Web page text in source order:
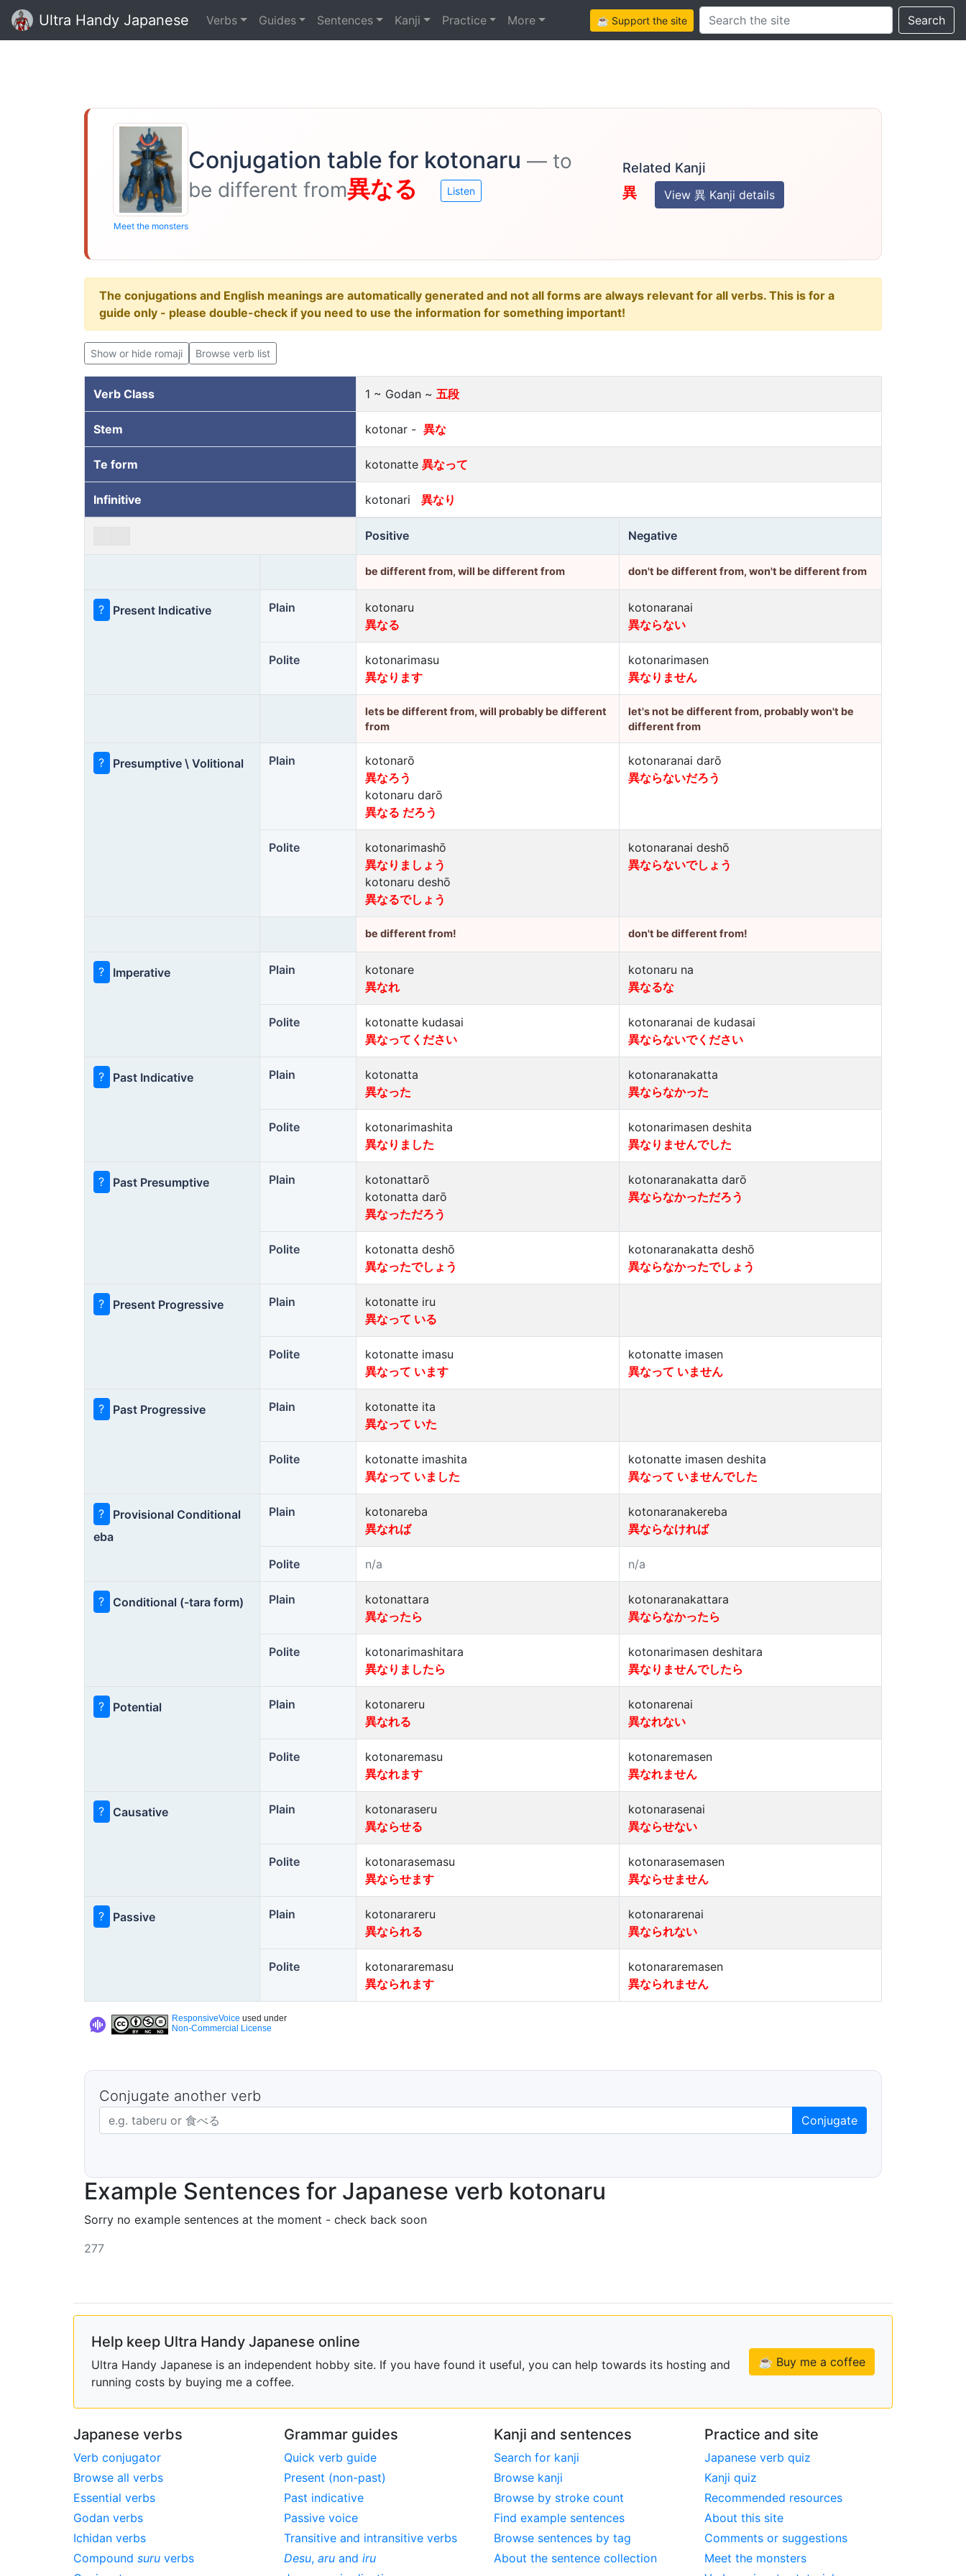
Ultra Handy Japanese Verbs Guides Sentences Kanji Practice More ☕ Support the siteSearch this site Search
Meet the monsters
Conjugation table for kotonaru — to
be different from異なる Listen
Related Kanji
異 View 異 Kanji details
The conjugations and English meanings are automatically generated and not all forms are always relevant for all verbs. This is for a
guide only - please double-check if you need to use the information for something important!
Show or hide romaji Browse verb list
Verb Class 1 ~ Godan ~ 五段
Stem kotonar - 異な
Te form kotonatte 異なって
Infinitive kotonari 異なり
Positive Negative
be different from, will be different from don't be different from, won't be different from
? Present Indicative Plain
kotonaru
異なる
kotonaranai
異ならない
Polite
kotonarimasu
異なります
kotonarimasen
異なりません
lets be different from, will probably be different
from
let's not be different from, probably won't be
different from
? Presumptive \ Volitional Plain
kotonarō
異なろう
kotonaru darō
異なる だろう
kotonaranai darō
異ならないだろう
Polite
kotonarimashō
異なりましょう
kotonaru deshō
異なるでしょう
kotonaranai deshō
異ならないでしょう
be different from! don't be different from!
? Imperative Plain
kotonare
異なれ
kotonaru na
異なるな
Polite
kotonatte kudasai
異なってください
kotonaranai de kudasai
異ならないでください
? Past Indicative Plain
kotonatta
異なった
kotonaranakatta
異ならなかった
Polite
kotonarimashita
異なりました
kotonarimasen deshita
異なりませんでした
? Past Presumptive Plain
kotonattarō
kotonatta darō
異なっただろう
kotonaranakatta darō
異ならなかっただろう
Polite
kotonatta deshō
異なったでしょう
kotonaranakatta deshō
異ならなかったでしょう
? Present Progressive Plain
kotonatte iru
異なって いる
Polite
kotonatte imasu
異なって います
kotonatte imasen
異なって いません
? Past Progressive Plain
kotonatte ita
異なって いた
Polite
kotonatte imashita
異なって いました
kotonatte imasen deshita
異なって いませんでした
?
Provisional Conditional
eba
Plain
kotonareba
異なれば
kotonaranakereba
異ならなければ
Polite n/a n/a
? Conditional (-tara form) Plain
kotonattara
異なったら
kotonaranakattara
異ならなかったら
Polite
kotonarimashitara
異なりましたら
kotonarimasen deshitara
異なりませんでしたら
? Potential Plain
kotonareru
異なれる
kotonarenai
異なれない
Polite
kotonaremasu
異なれます
kotonaremasen
異なれません
? Causative Plain
kotonaraseru
異ならせる
kotonarasenai
異ならせない
Polite
kotonarasemasu
異ならせます
kotonarasemasen
異ならせません
? Passive Plain
kotonarareru
異なられる
kotonararenai
異なられない
Polite
kotonararemasu
異なられます
kotonararemasen
異なられません
ResponsiveVoice used under
Non-Commercial License
Conjugate another verb
Japanese verb in dictionary form Conjugate
Example Sentences for Japanese verb kotonaru
Sorry no example sentences at the moment - check back soon
277
Help keep Ultra Handy Japanese online
Ultra Handy Japanese is an independent hobby site. If you have found it useful, you can help towards its hosting and
running costs by buying me a coffee.
☕ Buy me a coffee
Japanese verbs
Verb conjugator
Browse all verbs
Essential verbs
Godan verbs
Ichidan verbs
Compound suru verbs
Grammar guides
Quick verb guide
Present (non-past)
Past indicative
Passive voice
Transitive and intransitive verbs
Desu, aruand iru
Kanji and sentences
Search for kanji
Browse kanji
Browse by stroke count
Find example sentences
Browse sentences by tag
About the sentence collection
Practice and site
Japanese verb quiz
Kanji quiz
Recommended resources
About this site
Comments or suggestions
Meet the monsters